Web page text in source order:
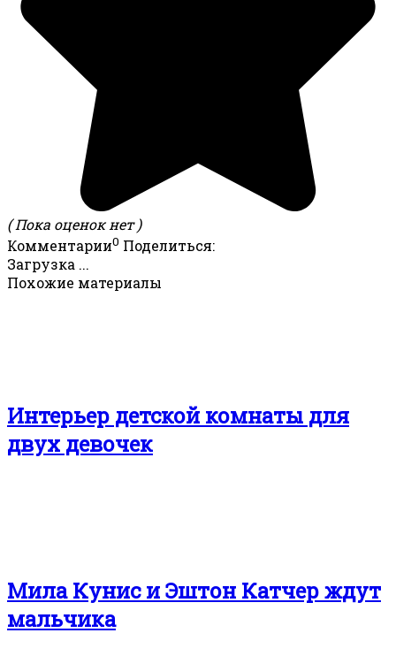
( Пока оценок нет )
Комментарии0 Поделиться:
Загрузка ...
Похожие материалы
Интерьер детской комнаты для
двух девочек
Мила Кунис и Эштон Катчер ждут
мальчика